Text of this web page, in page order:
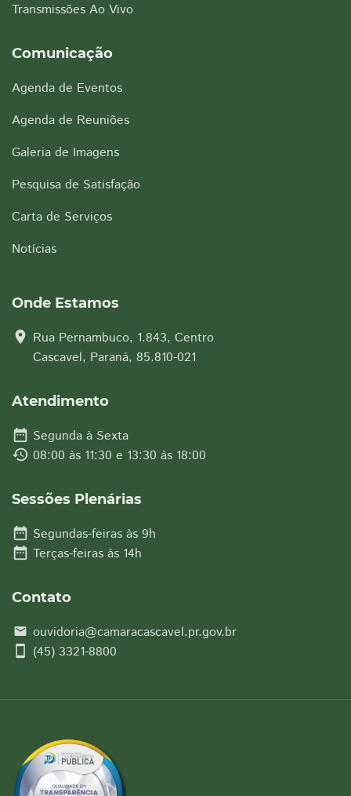
Transmissões Ao Vivo
Comunicação
Agenda de Eventos
Agenda de Reuniões
Galeria de Imagens
Pesquisa de Satisfação
Carta de Serviços
Notícias
Onde Estamos
location_on Rua Pernambuco, 1.843, Centro
Cascavel, Paraná, 85.810-021
Atendimento
date_range Segunda à Sexta
history 08:00 às 11:30 e 13:30 às 18:00
Sessões Plenárias
date_range Segundas-feiras às 9h
date_range Terças-feiras às 14h
Contato
email ouvidoria@camaracascavel.pr.gov.br
smartphone (45) 3321-8800